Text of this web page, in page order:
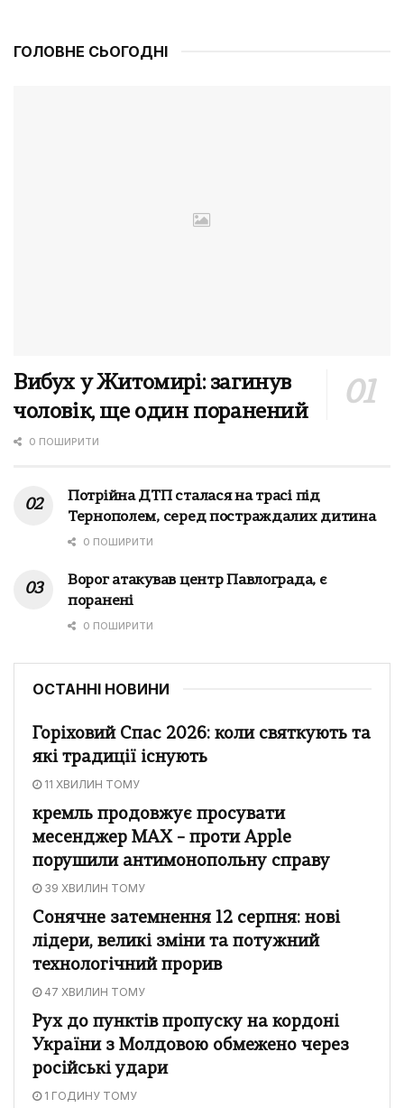
ГОЛОВНЕ СЬОГОДНІ
Вибух у Житомирі: загинув
чоловік, ще один поранений
0 ПОШИРИТИ
Потрійна ДТП сталася на трасі під
Тернополем, серед постраждалих дитина
0 ПОШИРИТИ
Ворог атакував центр Павлограда, є
поранені
0 ПОШИРИТИ
ОСТАННІ НОВИНИ
Горіховий Спас 2026: коли святкують та
які традиції існують
11 ХВИЛИН ТОМУ
кремль продовжує просувати
месенджер MAX – проти Apple
порушили антимонопольну справу
39 ХВИЛИН ТОМУ
Сонячне затемнення 12 серпня: нові
лідери, великі зміни та потужний
технологічний прорив
47 ХВИЛИН ТОМУ
Рух до пунктів пропуску на кордоні
України з Молдовою обмежено через
російські удари
1 ГОДИНУ ТОМУ